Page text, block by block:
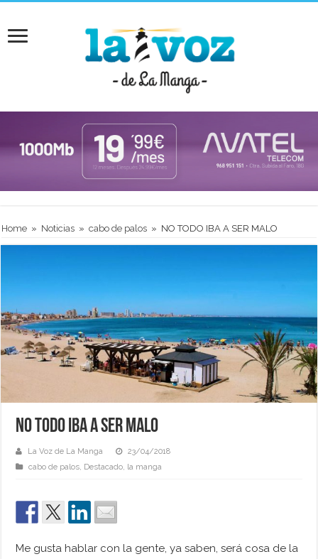
Home » Noticias » cabo de palos » NO TODO IBA A SER MALO
NO TODO IBA A SER MALO
La Voz de La Manga
23/04/2018
cabo de palos, Destacado, la manga
Me gusta hablar con la gente, ya saben, será cosa de la